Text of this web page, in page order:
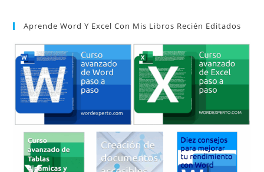
Aprende Word Y Excel Con Mis Libros Recién Editados